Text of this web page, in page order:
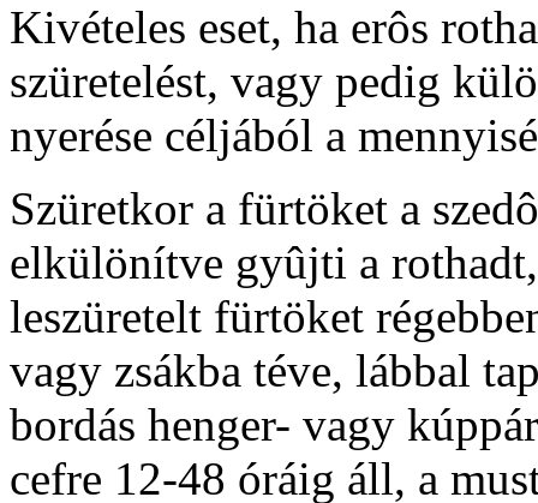
Kivételes eset, ha erôs
szüretelést, vagy pedig
nyerése céljából a
Szüretkor a fürtöket a
elkülönítve gyûjti a
leszüretelt fürtöket
vagy zsákba téve, lábbal
bordás henger- vagy
cefre 12-48 óráig áll, a